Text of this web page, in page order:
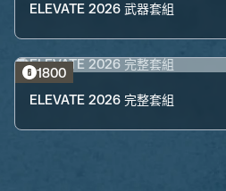
ELEVATE 2026 武器套組
1800
ELEVATE 2026 完整套組